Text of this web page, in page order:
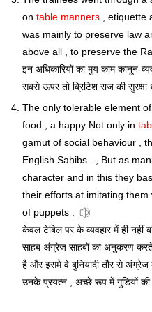
on table manners , etiquette
was mainly to preserve law
above all , to preserve the Raj
इन अधिकारियों का मुय काम कानून-
सबसे ऊपर तो ब्रिटिश राज की सुरक्षा
The only tolerable element
food , a happy Not only in
gamut of social behaviour ,
English Sahibs . , But as
character and in this they
their efforts at imitating
of puppets .
केवल टेबिल पर के व्यवहार में ही नहीं
साहब अंग्रेज साहबों का अनुकरण करते
है और इसमे वे बुनियादी तौर से
उनके प्रयत्न , अच्छे रूप में गुडियों